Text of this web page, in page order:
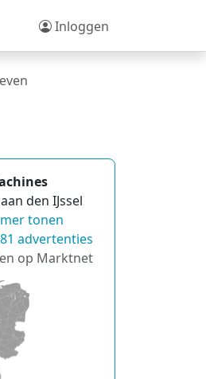
Inloggen
den IJssel
tonen
advertenties
op Marktnet